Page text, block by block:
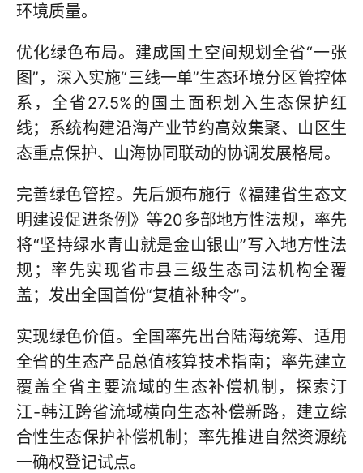
环境质量。
优化绿色布局。建成国土空间规划全省“一张
图”，深入实施“三线一单”生态环境分区管控体
系，全省27.5%的国土面积划入生态保护红
线；系统构建沿海产业节约高效集聚、山区生
态重点保护、山海协同联动的协调发展格局。
完善绿色管控。先后颁布施行《福建省生态文
明建设促进条例》等20多部地方性法规，率先
将“坚持绿水青山就是金山银山”写入地方性法
规；率先实现省市县三级生态司法机构全覆
盖；发出全国首份“复植补种令”。
实现绿色价值。全国率先出台陆海统筹、适用
全省的生态产品总值核算技术指南；率先建立
覆盖全省主要流域的生态补偿机制，探索汀
江-韩江跨省流域横向生态补偿新路，建立综
合性生态保护补偿机制；率先推进自然资源统
一确权登记试点。